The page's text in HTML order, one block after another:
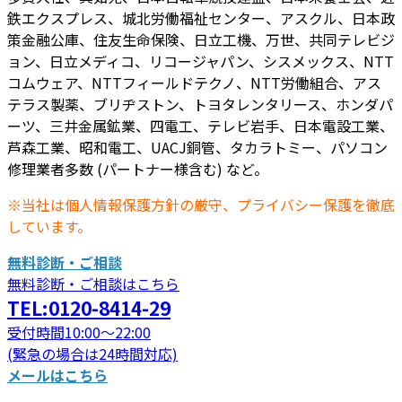
鉄エクスプレス、城北労働福祉センター、アスクル、日本政
策金融公庫、住友生命保険、日立工機、万世、共同テレビジ
ョン、日立メディコ、リコージャパン、シスメックス、NTT
コムウェア、NTTフィールドテクノ、NTT労働組合、アス
テラス製薬、ブリヂストン、トヨタレンタリース、ホンダパ
ーツ、三井金属鉱業、四電工、テレビ岩手、日本電設工業、
芦森工業、昭和電工、UACJ銅管、タカラトミー、パソコン
修理業者多数 (パートナー様含む) など。
※当社は個人情報保護方針の厳守、プライバシー保護を徹底
しています。
無料診断・ご相談
無料診断・ご相談はこちら
TEL:0120-8414-29
受付時間10:00～22:00
(緊急の場合は24時間対応)
メールはこちら